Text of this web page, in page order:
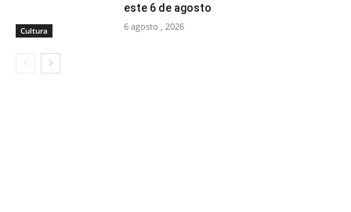
Cultura
este 6 de agosto
6 agosto , 2026